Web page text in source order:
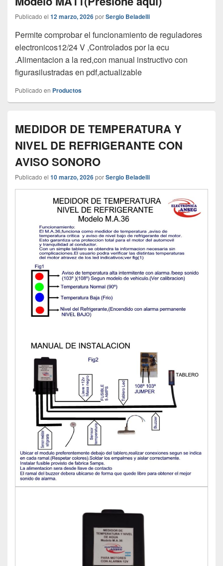
Publicado el 12 marzo, 2026porSergio Beladelli
Permite comprobar el funcionamiento de reguladores
electronicos12/24 V ,Controlados por la ecu
.Alimentacion a la red,con manual instructivo con
figurasilustradas en pdf,actualizable
Publicado en Productos
MEDIDOR DE TEMPERATURA Y
NIVEL DE REFRIGERANTE CON
AVISO SONORO
Publicado el 10 marzo, 2026porSergio Beladelli